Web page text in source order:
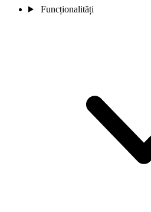
Funcționalități